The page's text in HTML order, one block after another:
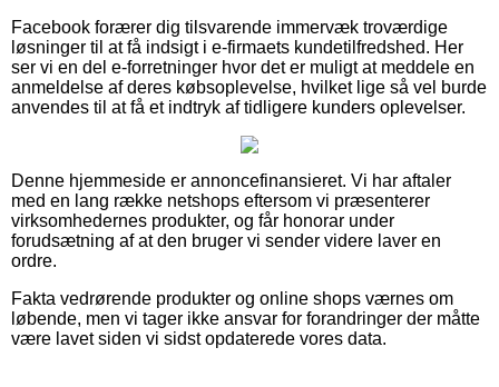
Facebook forærer dig tilsvarende immervæk troværdige
løsninger til at få indsigt i e-firmaets kundetilfredshed. Her
ser vi en del e-forretninger hvor det er muligt at meddele en
anmeldelse af deres købsoplevelse, hvilket lige så vel burde
anvendes til at få et indtryk af tidligere kunders oplevelser.
Denne hjemmeside er annoncefinansieret. Vi har aftaler
med en lang række netshops eftersom vi præsenterer
virksomhedernes produkter, og får honorar under
forudsætning af at den bruger vi sender videre laver en
ordre.
Fakta vedrørende produkter og online shops værnes om
løbende, men vi tager ikke ansvar for forandringer der måtte
være lavet siden vi sidst opdaterede vores data.